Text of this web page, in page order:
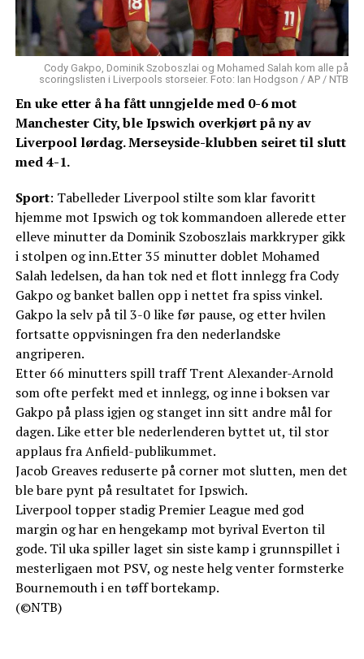
Cody Gakpo, Dominik Szoboszlai og Mohamed Salah kom alle på
scoringslisten i Liverpools storseier. Foto: Ian Hodgson / AP / NTB
En uke etter å ha fått unngjelde med 0-6 mot
Manchester City, ble Ipswich overkjørt på ny av
Liverpool lørdag. Merseyside-klubben seiret til slutt
med 4-1.
Sport: Tabelleder Liverpool stilte som klar favoritt
hjemme mot Ipswich og tok kommandoen allerede etter
elleve minutter da Dominik Szoboszlais markkryper gikk
i stolpen og inn.Etter 35 minutter doblet Mohamed
Salah ledelsen, da han tok ned et flott innlegg fra Cody
Gakpo og banket ballen opp i nettet fra spiss vinkel.
Gakpo la selv på til 3-0 like før pause, og etter hvilen
fortsatte oppvisningen fra den nederlandske
angriperen.
Etter 66 minutters spill traff Trent Alexander-Arnold
som ofte perfekt med et innlegg, og inne i boksen var
Gakpo på plass igjen og stanget inn sitt andre mål for
dagen. Like etter ble nederlenderen byttet ut, til stor
applaus fra Anfield-publikummet.
Jacob Greaves reduserte på corner mot slutten, men det
ble bare pynt på resultatet for Ipswich.
Liverpool topper stadig Premier League med god
margin og har en hengekamp mot byrival Everton til
gode. Til uka spiller laget sin siste kamp i grunnspillet i
mesterligaen mot PSV, og neste helg venter formsterke
Bournemouth i en tøff bortekamp.
(©NTB)